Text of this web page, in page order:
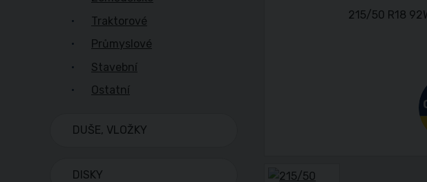
Traktorové
Průmyslové
Stavební
Ostatní
DUŠE, VLOŽKY
DISKY